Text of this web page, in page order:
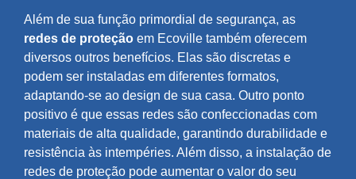
Além de sua função primordial de segurança, as
redes de proteção em Ecoville também oferecem
diversos outros benefícios. Elas são discretas e
podem ser instaladas em diferentes formatos,
adaptando-se ao design de sua casa. Outro ponto
positivo é que essas redes são confeccionadas com
materiais de alta qualidade, garantindo durabilidade e
resistência às intempéries. Além disso, a instalação de
redes de proteção pode aumentar o valor do seu